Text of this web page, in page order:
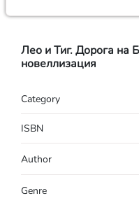
Лео и Тиг. Дорога на
новеллизация
Category
ISBN
Author
Genre